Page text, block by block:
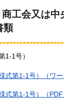
工会又は中
類
1-1号）
式第1-1号）（ワー
式第1-1号）（PDF